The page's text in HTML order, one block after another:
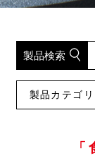
製品検索
製品カテゴリ